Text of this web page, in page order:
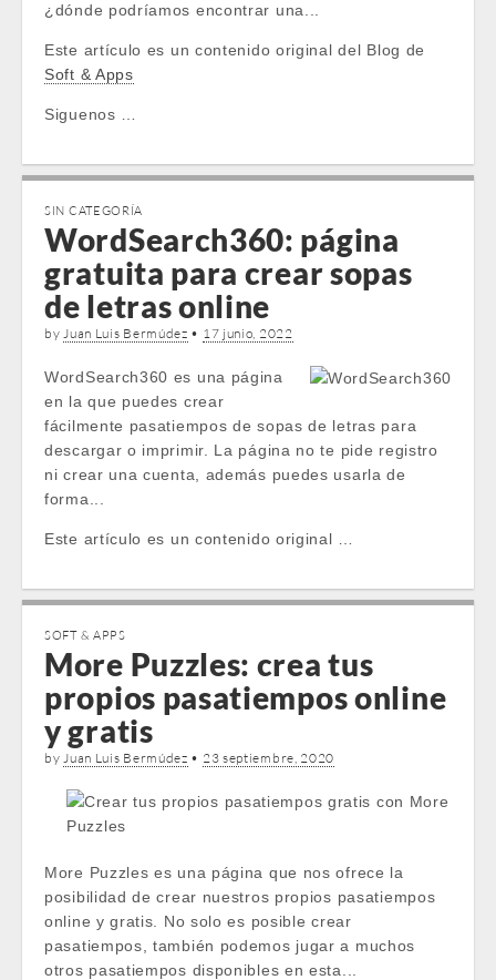
¿dónde podríamos encontrar una...
Este artículo es un contenido original del Blog de
Soft & Apps
Siguenos …
SIN CATEGORÍA
WordSearch360: página
gratuita para crear sopas
de letras online
byJuan Luis Bermúdez • 17 junio, 2022
WordSearch360 es una página
en la que puedes crear
fácilmente pasatiempos de sopas de letras para
descargar o imprimir. La página no te pide registro
ni crear una cuenta, además puedes usarla de
forma...
Este artículo es un contenido original …
SOFT & APPS
More Puzzles: crea tus
propios pasatiempos online
y gratis
byJuan Luis Bermúdez • 23 septiembre, 2020
More Puzzles es una página que nos ofrece la
posibilidad de crear nuestros propios pasatiempos
online y gratis. No solo es posible crear
pasatiempos, también podemos jugar a muchos
otros pasatiempos disponibles en esta...